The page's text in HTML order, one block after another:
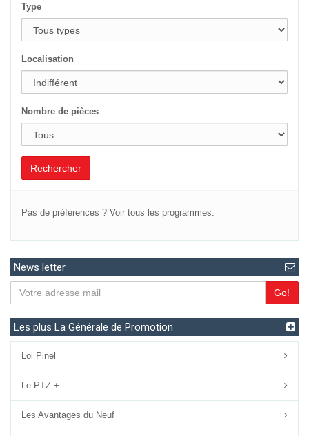
Type
Localisation
Nombre de pièces
Rechercher
Pas de préférences ? Voir tous les programmes.
News letter
Go!
Les plus La Générale de Promotion
Loi Pinel
Le PTZ +
Les Avantages du Neuf